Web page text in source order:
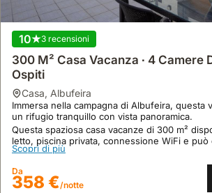
10 3 recensioni
300 M² Casa Vacanza ∙ 4 Camere
Ospiti
casa, Albufeira
Immersa nella campagna di Albufeira, questa
un rifugio tranquillo con vista panoramica.
Questa spaziosa casa vacanze di 300 m²
letto, piscina privata, connessione WiFi e può
comodamente fino a 8 persone.
Scopri di più
Da
358 €/notte